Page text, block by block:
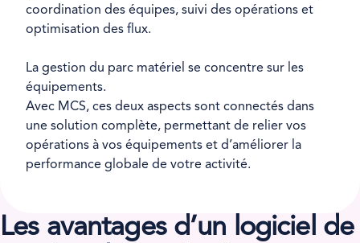
coordination des équipes, suivi des opérations et
optimisation des flux.
La gestion du parc matériel se concentre sur les
équipements.
Avec MCS, ces deux aspects sont connectés dans
une solution complète, permettant de relier vos
opérations à vos équipements et d’améliorer la
performance globale de votre activité.
Les avantages d’un logiciel de